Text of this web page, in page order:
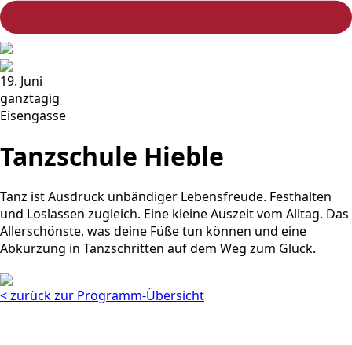
19. Juni
ganztägig
Eisengasse
Tanzschule Hieble
Tanz ist Ausdruck unbändiger Lebensfreude. Festhalten
und Loslassen zugleich. Eine kleine Auszeit vom Alltag. Das
Allerschönste, was deine Füße tun können und eine
Abkürzung in Tanzschritten auf dem Weg zum Glück.
< zurück zur Programm-Übersicht